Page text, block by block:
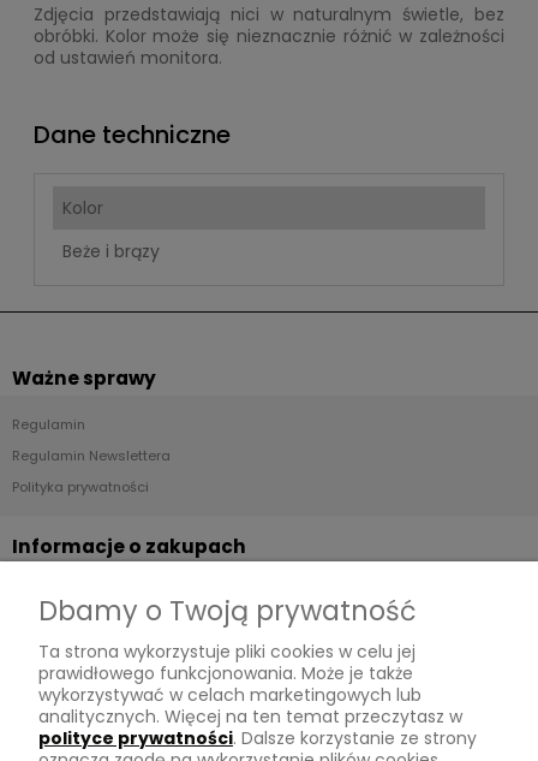
Zdjęcia przedstawiają nici w naturalnym świetle, bez
obróbki. Kolor może się nieznacznie różnić w zależności
od ustawień monitora.
Dane techniczne
Kolor
Beże i brązy
Ważne sprawy
Regulamin
Regulamin Newslettera
Polityka prywatności
Informacje o zakupach
Płatności
Zwroty
Tu mnie znajdziesz
Dbamy o Twoją prywatność
Ta strona wykorzystuje pliki cookies w celu jej
prawidłowego funkcjonowania. Może je także
wykorzystywać w celach marketingowych lub
analitycznych. Więcej na ten temat przeczytasz w
polityce prywatności. Dalsze korzystanie ze strony